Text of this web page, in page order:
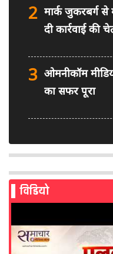
2 मार्क जुकरबर्ग
दी कार्रवाई की
3 ओमनीकॉम
का सफर पूरा
मिलेगी मेटा की
5 AI से बने फर्जी
विडियो